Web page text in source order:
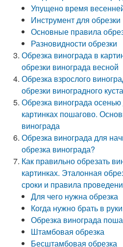
Упущено время
Инструмент для обрезки
Основные правила
Разновидности обрезки
Обрезка винограда в
обрезки винограда весной
Обрезка взрослого
обрезки виноградного куста
Обрезка винограда
картинках пошагово.
винограда
Обрезка винограда для
обрезка винограда?
Как правильно обрезать
картинках. Эталонная
сроки и правила
Для чего нужна обрезка
Когда нужно брать в
Обрезка винограда
Штамбовая обрезка
Бесштамбовая обрезка